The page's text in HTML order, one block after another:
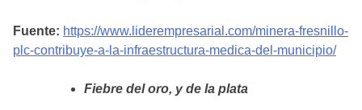
Fuente: https://www.liderempresarial.com/minera-fresnillo-
plc-contribuye-a-la-infraestructura-medica-del-municipio/
Fiebre del oro, y de la plata